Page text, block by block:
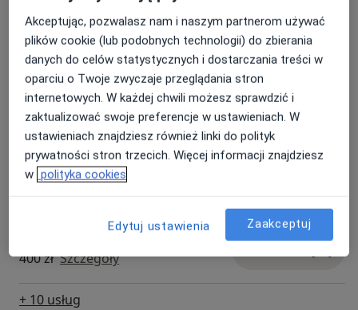
Skuteczność
Jako fizjoterapeuta dziecięcy, moim celem jest
osiągnięcie najlepszych wyników dla każdego dziecka.
Działam skutecznie i systematycznie, dbając o to, aby
każda wizyta przynosiła realne rezultaty. Moim
największym sukcesem jest widok uśmiechniętych i
zdrowszych dzieci, które odzyskują radość ruchu i
niezależność.
dostosuje się do Twojego dziecka i wykorzysta szeroką
wiedzę w dziedzinie fizjoterapii dziecięcej, to
możemy pomóc Twojemu dziecku odzyskać pełną
sprawność i radość życia.
Konsultacja fizjoterapeutyczna
niemowląt (pierwsza wizyta)
450 zł Szczegóły
Umów wizytę
Dobór zaopatrzenia
ortopedycznego
600 zł Szczegóły
Umów wizytę
Fizjoterapia
400 zł Szczegóły
+ 10 usług
Akceptując, pozwalasz nam i naszym partnerom używać
plików cookie (lub podobnych technologii) do zbierania
danych do celów statystycznych i dostarczania treści w
oparciu o Twoje zwyczaje przeglądania stron
internetowych. W każdej chwili możesz sprawdzić i
zaktualizować swoje preferencje w ustawieniach. W
ustawieniach znajdziesz również linki do polityk
prywatności stron trzecich. Więcej informacji znajdziesz
w polityka cookies
Edytuj ustawienia Zaakceptuj